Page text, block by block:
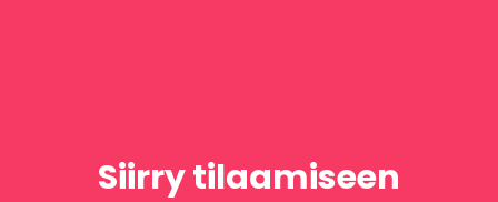
Siirry tilaamiseen